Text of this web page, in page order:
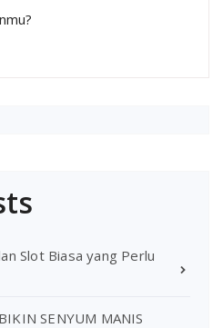
Slot Biasa yang Perlu
SENYUM MANIS